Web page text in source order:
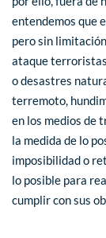
entendemos que
pero sin
ataque
o desastres
terremoto,
en los medios de
la medida de lo
imposibilidad o
lo posible para
cumplir con sus